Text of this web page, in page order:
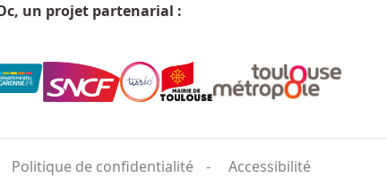
un projet partenarial :
Politique de confidentialité Accessibilité